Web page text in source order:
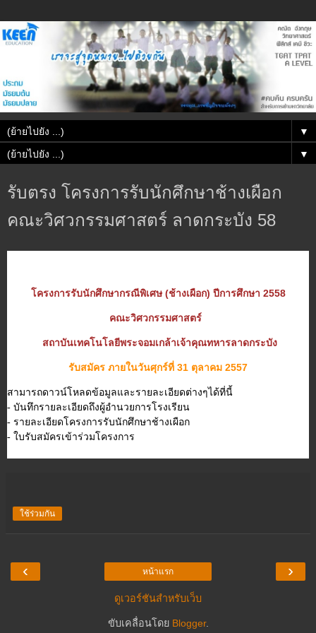
▼
▼
รับตรง โครงการรับนักศึกษาช้างเผือก
คณะวิศวกรรมศาสตร์ ลาดกระบัง 58
โครงการรับนักศึกษากรณีพิเศษ (ช้างเผือก) ปีการศึกษา 2558
คณะวิศวกรรมศาสตร์
สถาบันเทคโนโลยีพระจอมเกล้าเจ้าคุณทหารลาดกระบัง
รับสมัคร ภายในวันศุกร์ที่ 31 ตุลาคม 2557
สามารถดาวน์โหลดข้อมูลและรายละเอียดต่างๆได้ที่นี้
- บันทึกรายละเอียดถึงผู้อำนวยการโรงเรียน
- รายละเอียดโครงการรับนักศึกษาช้างเผือก
- ใบรับสมัครเข้าร่วมโครงการ
ใช้ร่วมกัน
‹ ›
หน้าแรก
ดูเวอร์ชันสำหรับเว็บ
ขับเคลื่อนโดย Blogger.